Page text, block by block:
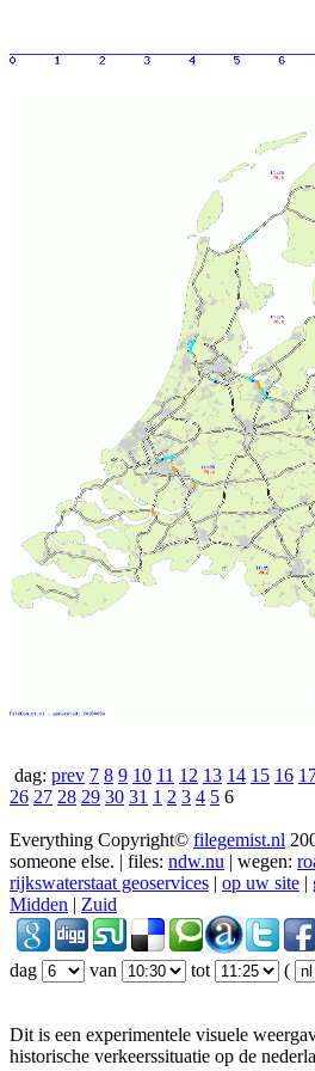
dag: prev 7 8 9 10 11 12 13 14 15 16
26 27 28 29 30 31 1 2 3 4 5 6
Everything Copyright© filegemist.nl
someone else. | files: ndw.nu | wegen:
rijkswaterstaat geoservices | op uw site |
Midden | Zuid
dag van tot (
Dit is een experimentele visuele
historische verkeerssituatie op de